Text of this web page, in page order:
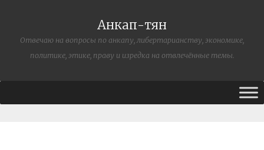
Анкап-тян
Отвечаю на вопросы по анкапу, либертарианству, экономике,
политике, этике, праву и изредка на отвлечённые темы.